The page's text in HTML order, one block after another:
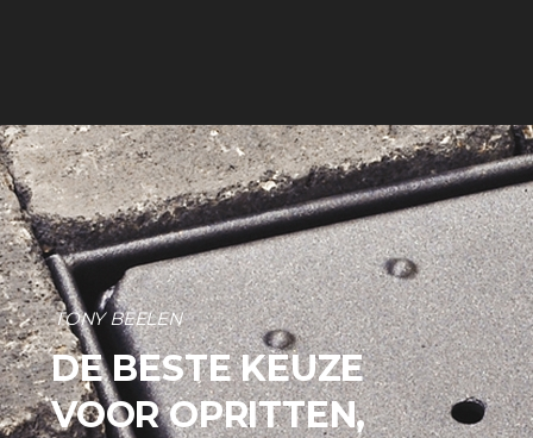
TONY BEELEN
DE BESTE KEUZE
VOOR OPRITTEN,